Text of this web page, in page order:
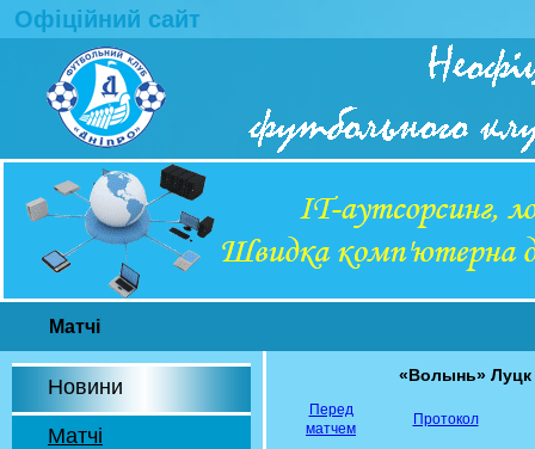
Офіційний сайт
Матчі
Новини
Матчі
«Волынь» Луцк
Перед
матчем
Протокол